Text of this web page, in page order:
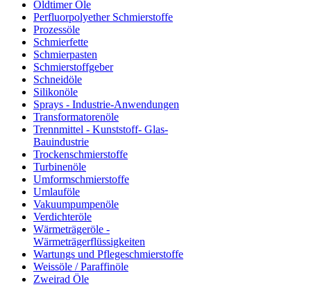
Oldtimer Öle
Perfluorpolyether Schmierstoffe
Prozessöle
Schmierfette
Schmierpasten
Schmierstoffgeber
Schneidöle
Silikonöle
Sprays - Industrie-Anwendungen
Transformatorenöle
Trennmittel - Kunststoff- Glas-
Bauindustrie
Trockenschmierstoffe
Turbinenöle
Umformschmierstoffe
Umlauföle
Vakuumpumpenöle
Verdichteröle
Wärmeträgeröle -
Wärmeträgerflüssigkeiten
Wartungs und Pflegeschmierstoffe
Weissöle / Paraffinöle
Zweirad Öle